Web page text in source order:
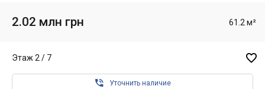
2.02 млн грн 61.2 м²
Этаж 2 / 7 
 Уточнить наличие